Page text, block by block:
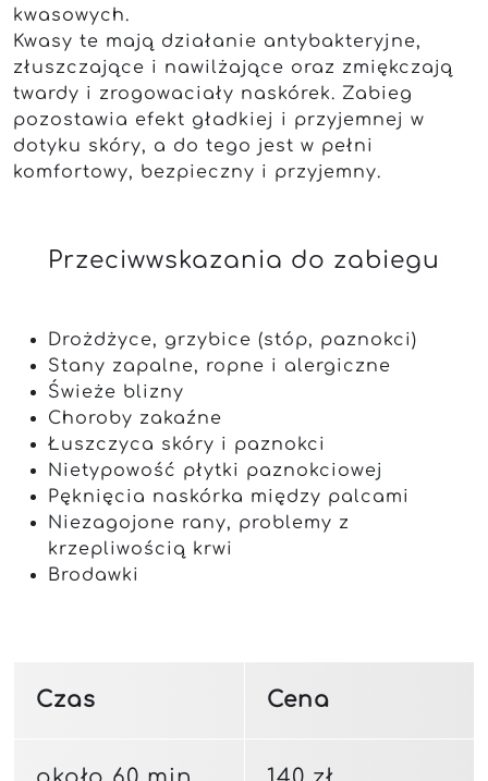
kwasowych.
Kwasy te mają działanie antybakteryjne,
złuszczające i nawilżające oraz zmiękczają
twardy i zrogowaciały naskórek. Zabieg
pozostawia efekt gładkiej i przyjemnej w
dotyku skóry, a do tego jest w pełni
komfortowy, bezpieczny i przyjemny.
Przeciwwskazania do zabiegu
Drożdżyce, grzybice (stóp, paznokci)
Stany zapalne, ropne i alergiczne
Świeże blizny
Choroby zakaźne
Łuszczyca skóry i paznokci
Nietypowość płytki paznokciowej
Pęknięcia naskórka między palcami
Niezagojone rany, problemy z
krzepliwością krwi
Brodawki
Czas Cena